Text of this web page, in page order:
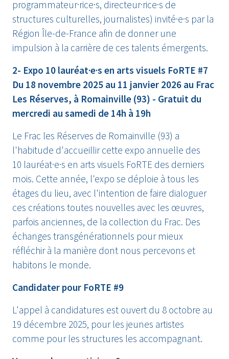
programmateur·rice·s, directeur·rice·s de
structures culturelles, journalistes) invité·e·s par la
Région Île-de-France afin de donner une
impulsion à la carrière de ces talents émergents.
2- Expo 10 lauréat·e·s en arts visuels FoRTE #7
Du 18 novembre 2025 au 11 janvier 2026 au Frac
Les Réserves, à Romainville (93) - Gratuit du
mercredi au samedi de 14h à 19h
Le Frac les Réserves de Romainville (93) a
l'habitude d'accueillir cette expo annuelle des
10 lauréat·e·s en arts visuels FoRTE des derniers
mois. Cette année, l'expo se déploie à tous les
étages du lieu, avec l'intention de faire dialoguer
ces créations toutes nouvelles avec les œuvres,
parfois anciennes, de la collection du Frac. Des
échanges transgénérationnels pour mieux
réfléchir à la manière dont nous percevons et
habitons le monde.
Candidater pour FoRTE #9
L'appel à candidatures est ouvert du 8 octobre au
19 décembre 2025, pour les jeunes artistes
comme pour les structures les accompagnant.